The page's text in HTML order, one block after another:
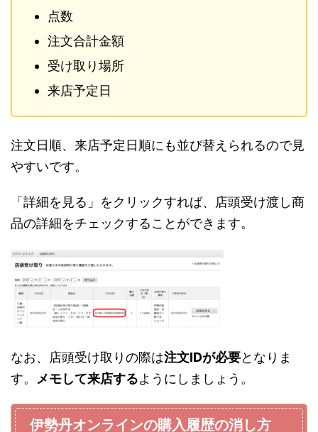
点数
注文合計金額
受け取り場所
来店予定日
注文日順、来店予定日順にも並び替えられるので見
やすいです。
「詳細を見る」をクリックすれば、店頭受け渡し商
品の詳細をチェックすることができます。
なお、店頭受け取りの際は注文IDが必要となりま
す。
メモして来店するようにしましょう。
伊勢丹オンラインの購入履歴の消し方